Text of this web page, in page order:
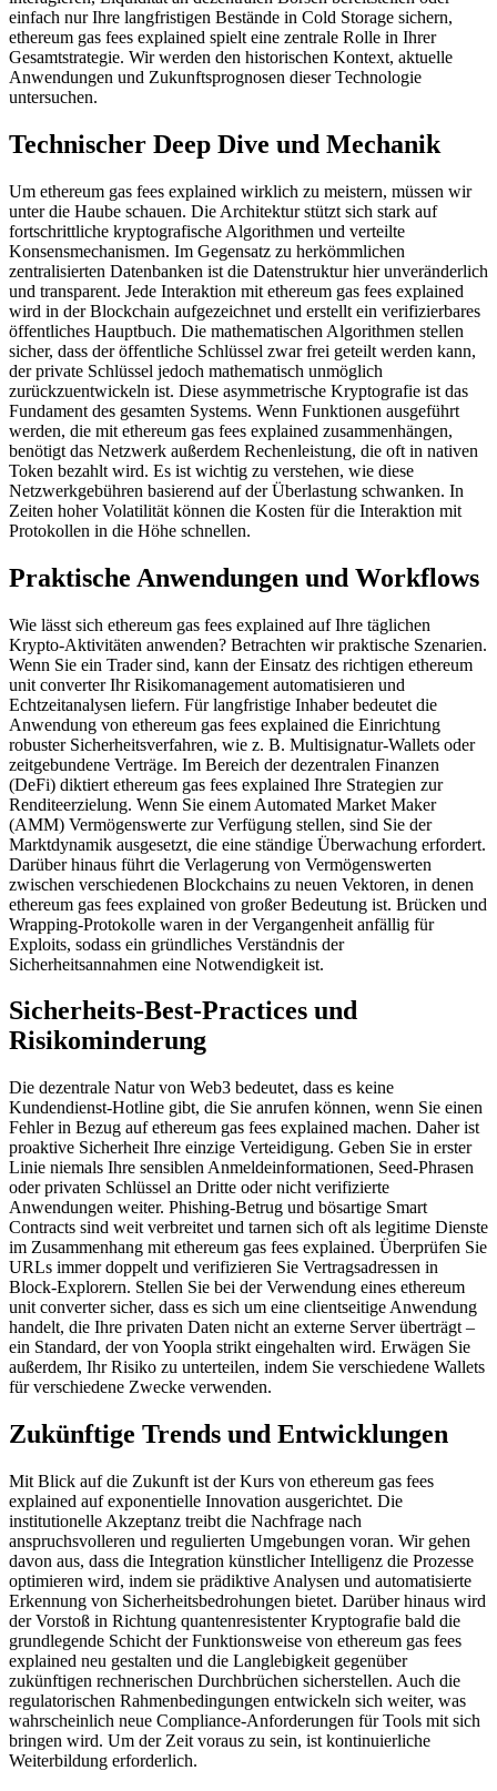
einfach nur Ihre langfristigen Bestände in Cold Storage sichern,
ethereum gas fees explained spielt eine zentrale Rolle in Ihrer
Gesamtstrategie. Wir werden den historischen Kontext, aktuelle
Anwendungen und Zukunftsprognosen dieser Technologie
untersuchen.
Technischer Deep Dive und Mechanik
Um ethereum gas fees explained wirklich zu meistern, müssen wir
unter die Haube schauen. Die Architektur stützt sich stark auf
fortschrittliche kryptografische Algorithmen und verteilte
Konsensmechanismen. Im Gegensatz zu herkömmlichen
zentralisierten Datenbanken ist die Datenstruktur hier unveränderlich
und transparent. Jede Interaktion mit ethereum gas fees explained
wird in der Blockchain aufgezeichnet und erstellt ein verifizierbares
öffentliches Hauptbuch. Die mathematischen Algorithmen stellen
sicher, dass der öffentliche Schlüssel zwar frei geteilt werden kann,
der private Schlüssel jedoch mathematisch unmöglich
zurückzuentwickeln ist. Diese asymmetrische Kryptografie ist das
Fundament des gesamten Systems. Wenn Funktionen ausgeführt
werden, die mit ethereum gas fees explained zusammenhängen,
benötigt das Netzwerk außerdem Rechenleistung, die oft in nativen
Token bezahlt wird. Es ist wichtig zu verstehen, wie diese
Netzwerkgebühren basierend auf der Überlastung schwanken. In
Zeiten hoher Volatilität können die Kosten für die Interaktion mit
Protokollen in die Höhe schnellen.
Praktische Anwendungen und Workflows
Wie lässt sich ethereum gas fees explained auf Ihre täglichen
Krypto-Aktivitäten anwenden? Betrachten wir praktische Szenarien.
Wenn Sie ein Trader sind, kann der Einsatz des richtigen ethereum
unit converter Ihr Risikomanagement automatisieren und
Echtzeitanalysen liefern. Für langfristige Inhaber bedeutet die
Anwendung von ethereum gas fees explained die Einrichtung
robuster Sicherheitsverfahren, wie z. B. Multisignatur-Wallets oder
zeitgebundene Verträge. Im Bereich der dezentralen Finanzen
(DeFi) diktiert ethereum gas fees explained Ihre Strategien zur
Renditeerzielung. Wenn Sie einem Automated Market Maker
(AMM) Vermögenswerte zur Verfügung stellen, sind Sie der
Marktdynamik ausgesetzt, die eine ständige Überwachung erfordert.
Darüber hinaus führt die Verlagerung von Vermögenswerten
zwischen verschiedenen Blockchains zu neuen Vektoren, in denen
ethereum gas fees explained von großer Bedeutung ist. Brücken und
Wrapping-Protokolle waren in der Vergangenheit anfällig für
Exploits, sodass ein gründliches Verständnis der
Sicherheitsannahmen eine Notwendigkeit ist.
Sicherheits-Best-Practices und
Risikominderung
Die dezentrale Natur von Web3 bedeutet, dass es keine
Kundendienst-Hotline gibt, die Sie anrufen können, wenn Sie einen
Fehler in Bezug auf ethereum gas fees explained machen. Daher ist
proaktive Sicherheit Ihre einzige Verteidigung. Geben Sie in erster
Linie niemals Ihre sensiblen Anmeldeinformationen, Seed-Phrasen
oder privaten Schlüssel an Dritte oder nicht verifizierte
Anwendungen weiter. Phishing-Betrug und bösartige Smart
Contracts sind weit verbreitet und tarnen sich oft als legitime Dienste
im Zusammenhang mit ethereum gas fees explained. Überprüfen Sie
URLs immer doppelt und verifizieren Sie Vertragsadressen in
Block-Explorern. Stellen Sie bei der Verwendung eines ethereum
unit converter sicher, dass es sich um eine clientseitige Anwendung
handelt, die Ihre privaten Daten nicht an externe Server überträgt –
ein Standard, der von Yoopla strikt eingehalten wird. Erwägen Sie
außerdem, Ihr Risiko zu unterteilen, indem Sie verschiedene Wallets
für verschiedene Zwecke verwenden.
Zukünftige Trends und Entwicklungen
Mit Blick auf die Zukunft ist der Kurs von ethereum gas fees
explained auf exponentielle Innovation ausgerichtet. Die
institutionelle Akzeptanz treibt die Nachfrage nach
anspruchsvolleren und regulierten Umgebungen voran. Wir gehen
davon aus, dass die Integration künstlicher Intelligenz die Prozesse
optimieren wird, indem sie prädiktive Analysen und automatisierte
Erkennung von Sicherheitsbedrohungen bietet. Darüber hinaus wird
der Vorstoß in Richtung quantenresistenter Kryptografie bald die
grundlegende Schicht der Funktionsweise von ethereum gas fees
explained neu gestalten und die Langlebigkeit gegenüber
zukünftigen rechnerischen Durchbrüchen sicherstellen. Auch die
regulatorischen Rahmenbedingungen entwickeln sich weiter, was
wahrscheinlich neue Compliance-Anforderungen für Tools mit sich
bringen wird. Um der Zeit voraus zu sein, ist kontinuierliche
Weiterbildung erforderlich.